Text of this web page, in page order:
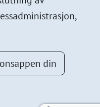
din